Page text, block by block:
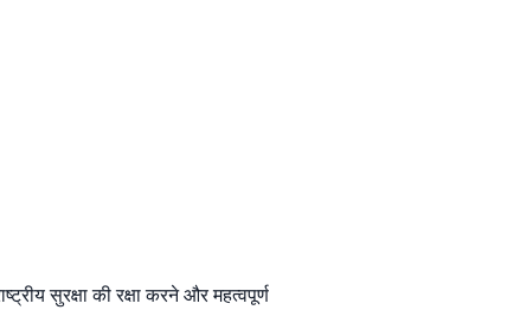
सुरक्षा की रक्षा करने और महत्वपूर्ण